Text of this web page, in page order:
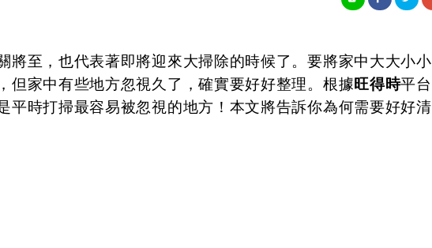
將至，也代表著即將迎來大掃除的時候了。要將家中大大小小
但家中有些地方忽視久了，確實要好好整理。根據旺得時平台
平時打掃最容易被忽視的地方！本文將告訴你為何需要好好清